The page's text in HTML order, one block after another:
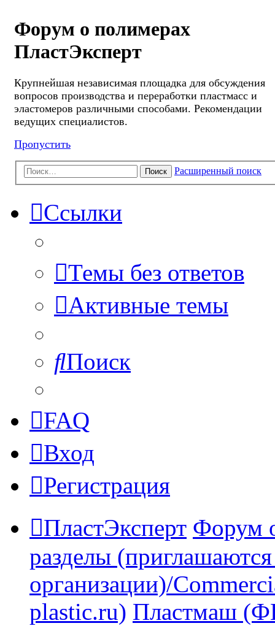
Форум о полимерах
ПластЭксперт
Крупнейшая независимая площадка для обсуждения
вопросов производства и переработки пластмасс и
эластомеров различными способами. Рекомендации
ведущих специалистов.
Пропустить
Поиск Расширенный поиск
Ссылки
Темы без ответов
Активные темы
Поиск
FAQ
Вход
Регистрация
ПластЭксперт Форум
разделы
организации)/
plastic.ru) Пластмаш